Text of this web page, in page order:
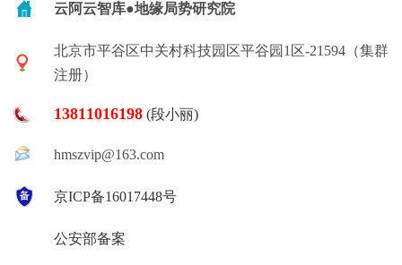
云阿云智库●地缘局势研究院
北京市平谷区中关村科技园区平谷园1区-21594（集群
注册）
13811016198 (段小丽)
hmszvip@163.com
京ICP备16017448号
公安部备案